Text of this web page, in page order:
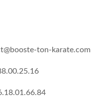
ton-karate.com